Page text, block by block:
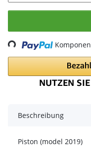
Beschreibung
Piston (model 2019)